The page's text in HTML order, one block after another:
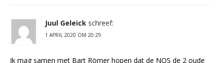
Juul Geleick schreef:
1 APRIL 2020 OM 20:29
Ik mag samen met Bart Römer hopen dat de NOS de 2 oude